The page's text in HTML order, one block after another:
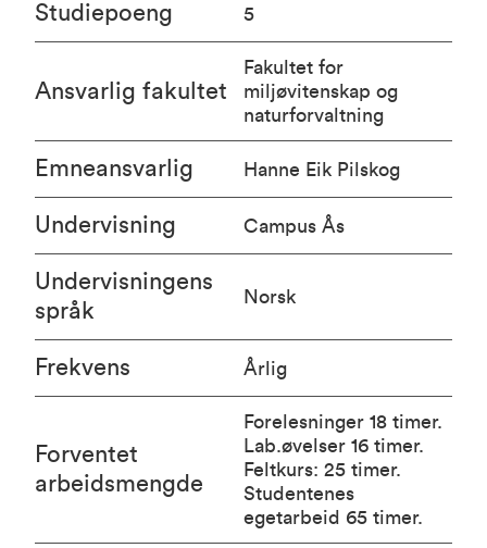
Studiepoeng 5
Ansvarlig fakultet
Fakultet for
miljøvitenskap og
naturforvaltning
Emneansvarlig Hanne Eik Pilskog
Undervisning Campus Ås
Undervisningens
språk
Norsk
Frekvens Årlig
Forventet
arbeidsmengde
Forelesninger 18 timer.
Lab.øvelser 16 timer.
Feltkurs: 25 timer.
Studentenes
egetarbeid 65 timer.